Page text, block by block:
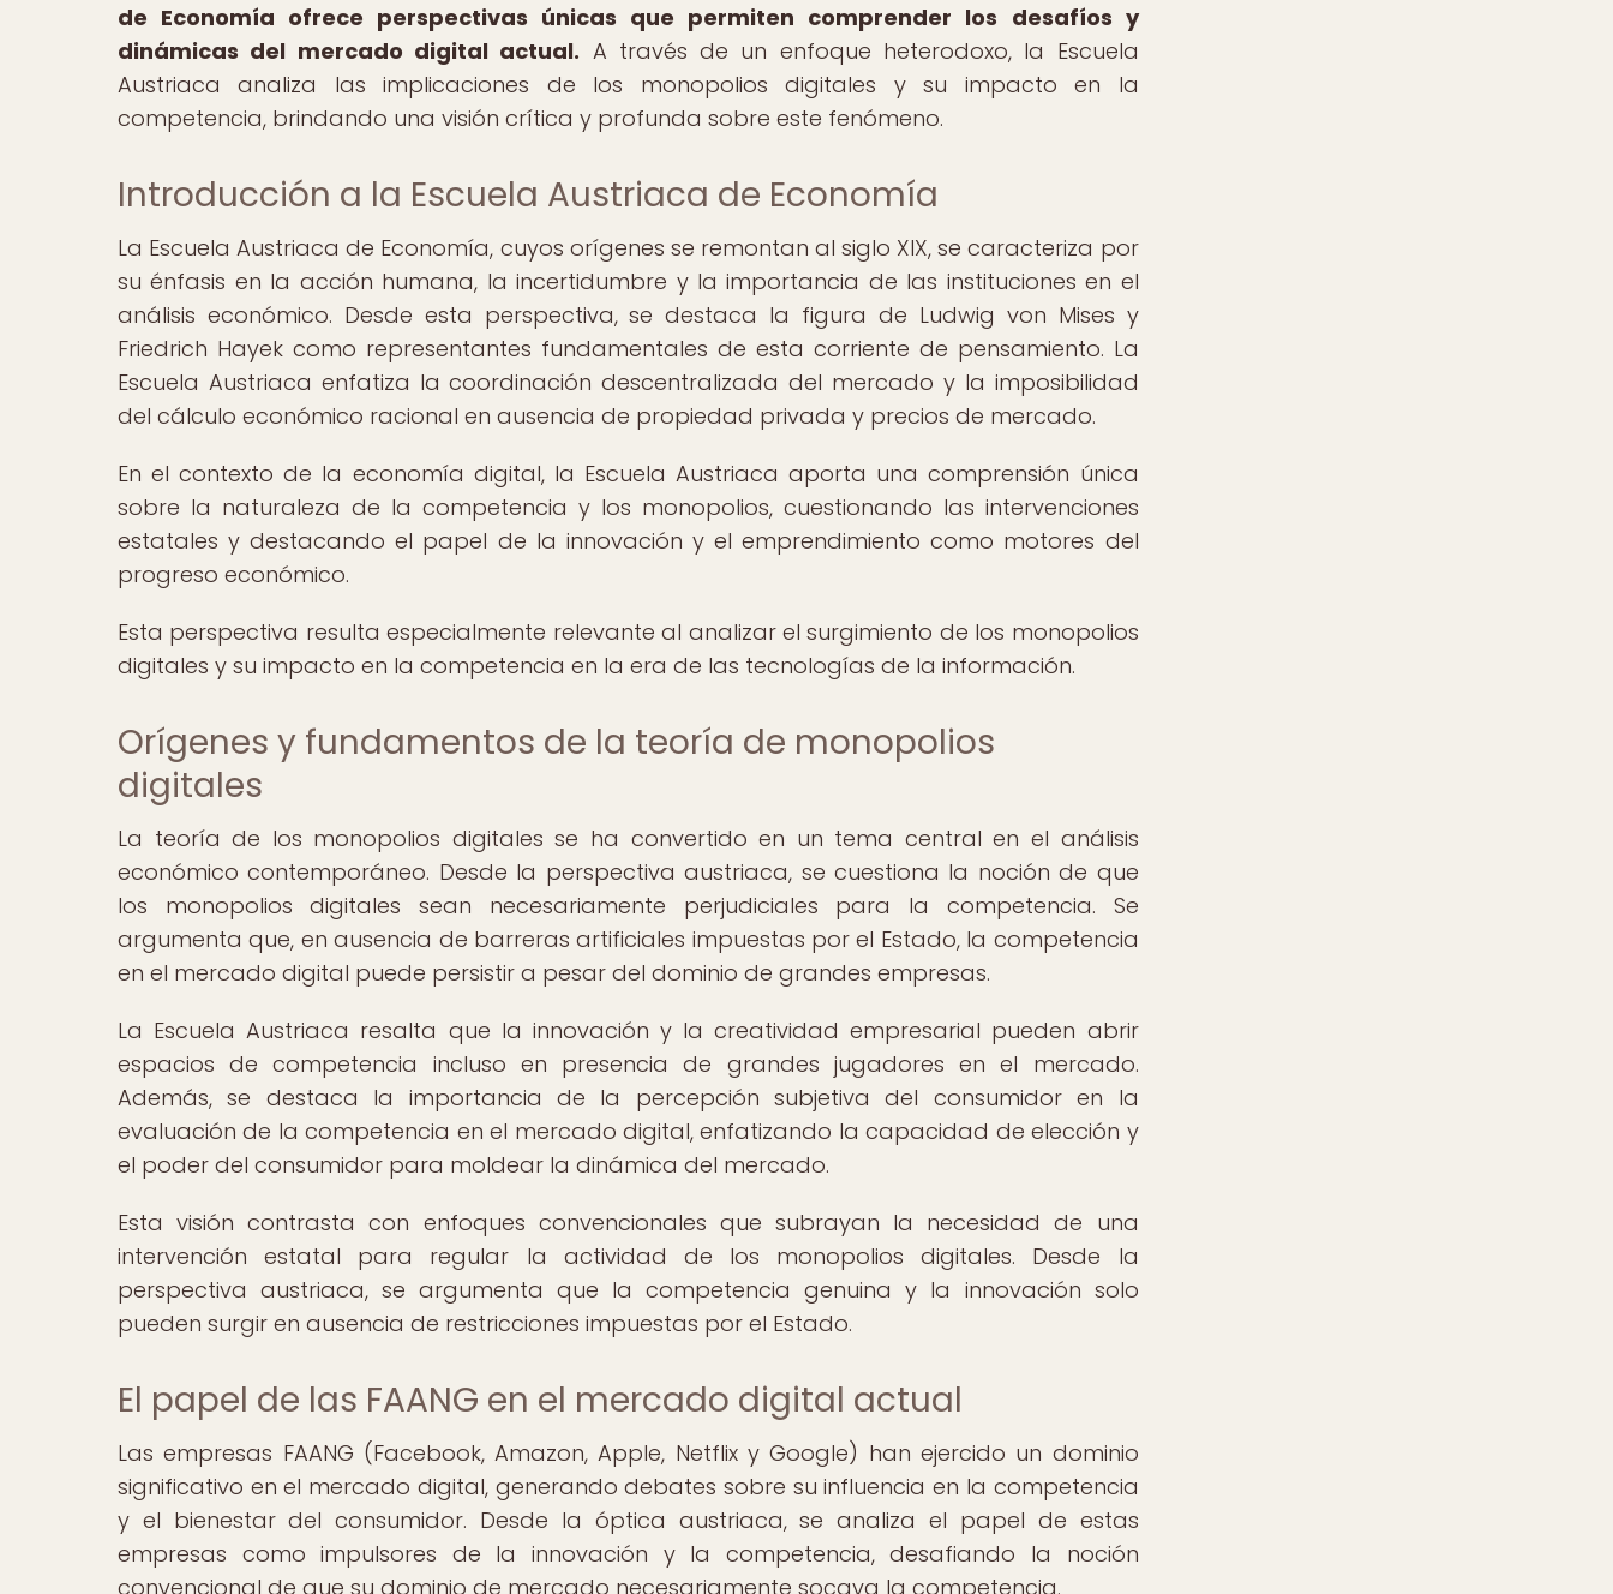
de Economía ofrece perspectivas únicas que permiten comprender los desafíos y
dinámicas del mercado digital actual. A través de un enfoque heterodoxo, la Escuela
Austriaca analiza las implicaciones de los monopolios digitales y su impacto en la
competencia, brindando una visión crítica y profunda sobre este fenómeno.
Introducción a la Escuela Austriaca de Economía
La Escuela Austriaca de Economía, cuyos orígenes se remontan al siglo XIX, se caracteriza por
su énfasis en la acción humana, la incertidumbre y la importancia de las instituciones en el
análisis económico. Desde esta perspectiva, se destaca la figura de Ludwig von Mises y
Friedrich Hayek como representantes fundamentales de esta corriente de pensamiento. La
Escuela Austriaca enfatiza la coordinación descentralizada del mercado y la imposibilidad
del cálculo económico racional en ausencia de propiedad privada y precios de mercado.
En el contexto de la economía digital, la Escuela Austriaca aporta una comprensión única
sobre la naturaleza de la competencia y los monopolios, cuestionando las intervenciones
estatales y destacando el papel de la innovación y el emprendimiento como motores del
progreso económico.
Esta perspectiva resulta especialmente relevante al analizar el surgimiento de los monopolios
digitales y su impacto en la competencia en la era de las tecnologías de la información.
Orígenes y fundamentos de la teoría de monopolios
digitales
La teoría de los monopolios digitales se ha convertido en un tema central en el análisis
económico contemporáneo. Desde la perspectiva austriaca, se cuestiona la noción de que
los monopolios digitales sean necesariamente perjudiciales para la competencia. Se
argumenta que, en ausencia de barreras artificiales impuestas por el Estado, la competencia
en el mercado digital puede persistir a pesar del dominio de grandes empresas.
La Escuela Austriaca resalta que la innovación y la creatividad empresarial pueden abrir
espacios de competencia incluso en presencia de grandes jugadores en el mercado.
Además, se destaca la importancia de la percepción subjetiva del consumidor en la
evaluación de la competencia en el mercado digital, enfatizando la capacidad de elección y
el poder del consumidor para moldear la dinámica del mercado.
Esta visión contrasta con enfoques convencionales que subrayan la necesidad de una
intervención estatal para regular la actividad de los monopolios digitales. Desde la
perspectiva austriaca, se argumenta que la competencia genuina y la innovación solo
pueden surgir en ausencia de restricciones impuestas por el Estado.
El papel de las FAANG en el mercado digital actual
Las empresas FAANG (Facebook, Amazon, Apple, Netflix y Google) han ejercido un dominio
significativo en el mercado digital, generando debates sobre su influencia en la competencia
y el bienestar del consumidor. Desde la óptica austriaca, se analiza el papel de estas
empresas como impulsores de la innovación y la competencia, desafiando la noción
convencional de que su dominio de mercado necesariamente socava la competencia.